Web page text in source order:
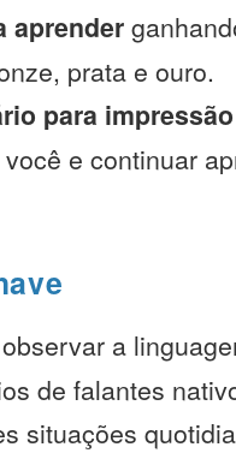
aprender
prata e ouro.
para impressão
e continuar
a
de falantes
situações